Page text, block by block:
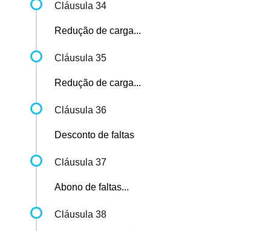
Cláusula 34
Redução de carga...
Cláusula 35
Redução de carga...
Cláusula 36
Desconto de faltas
Cláusula 37
Abono de faltas...
Cláusula 38